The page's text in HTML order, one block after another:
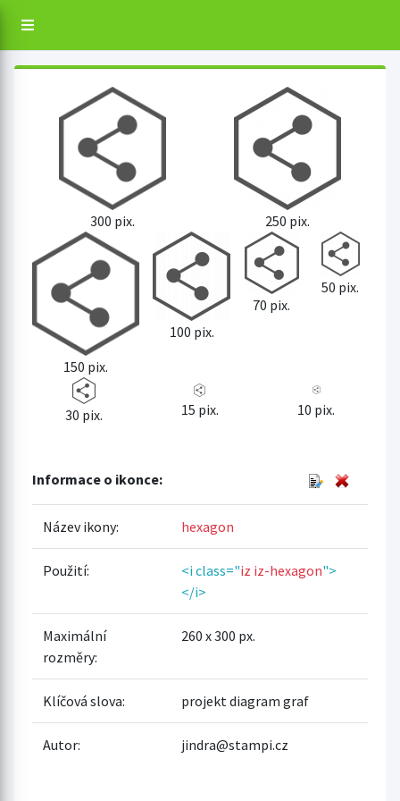
300 pix. 250 pix.
150 pix.
100 pix.
70 pix.
50 pix.
30 pix. 15 pix. 10 pix.
Informace o ikonce:
Název ikony: hexagon
Použití: <i class="iz iz-hexagon">
</i>
Maximální
rozměry:
260 x 300 px.
Klíčová slova: projekt diagram graf
Autor: jindra@stampi.cz